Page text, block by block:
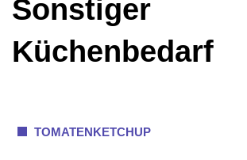
Sonstiger
Küchenbedarf
TOMATENKETCHUP